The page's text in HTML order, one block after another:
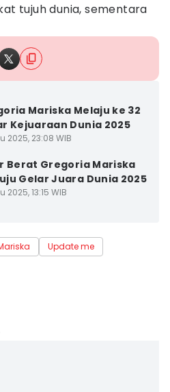
tujuh dunia, sementara
Mariska Melaju ke 32
Kejuaraan Dunia 2025
2025, 23:08 WIB
Berat Gregoria Mariska
Gelar Juara Dunia 2025
2025, 13:15 WIB
Update me